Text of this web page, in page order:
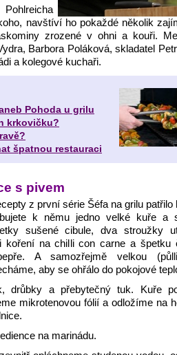
navštíví ho pokaždé několik
zrozené v ohni a kouři.
Barbora Poláková, skladatel
a kolegové kuchaři.
Pohoda u grilu
krkovičku?
špatnou restauraci
s pivem
z první série Šéfa na grilu patřilo
k němu jedno velké kuře a
sušené cibule, dva stroužky
koření na chilli con carne a špetku
A samozřejmě velkou
aby se ohřálo do pokojové
drůbky a přebytečný tuk. Kuře
mikrotenovou fólií a odložíme na
na marinádu.